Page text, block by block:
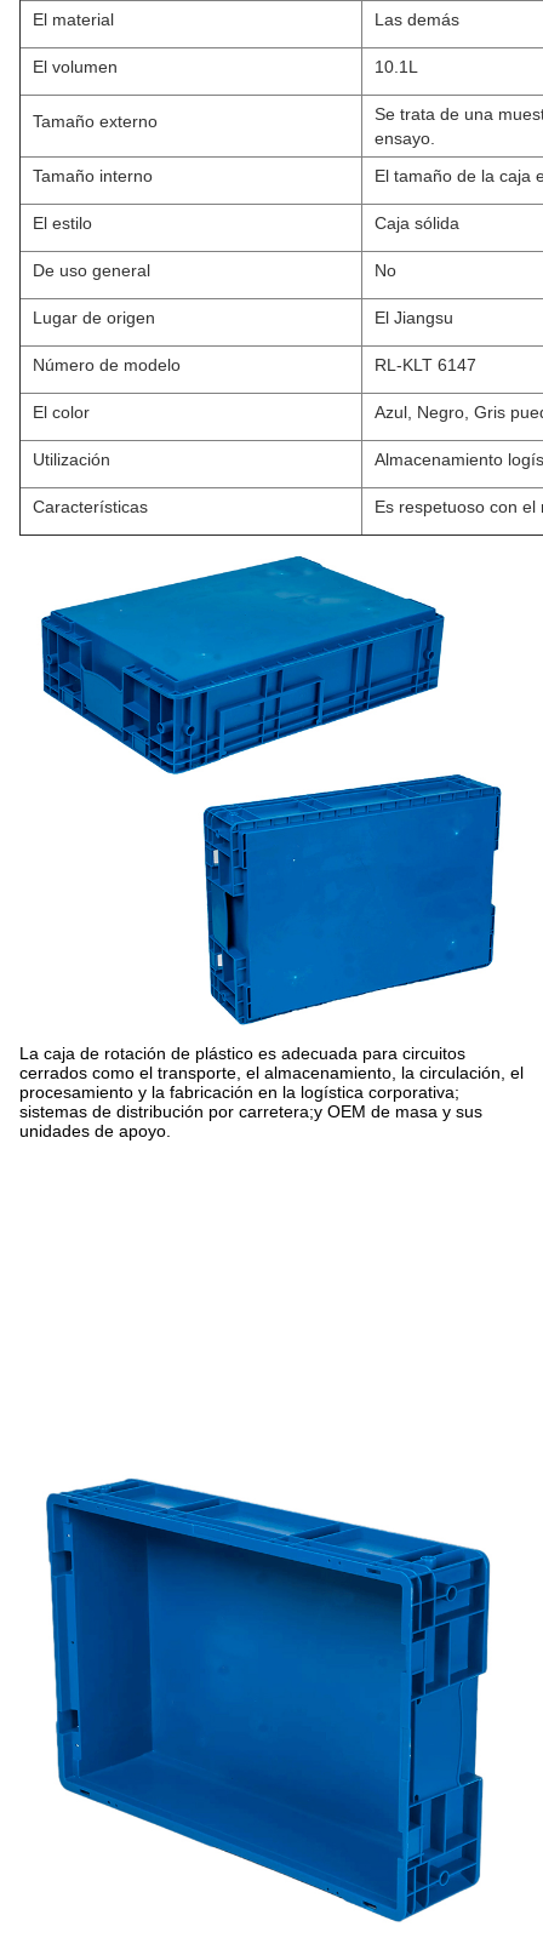
El material Las demás
El volumen 10.1L
Tamaño externo
Se trata de una
ensayo.
Tamaño interno
El tamaño de la caja
El estilo Caja sólida
De uso general No
Lugar de origen El Jiangsu
Número de modelo RL-KLT 6147
El color Azul, Negro, Gris
Utilización Almacenamiento
Características Es respetuoso con el
La caja de rotación de plástico es adecuada para circuitos
cerrados como el transporte, el almacenamiento, la circulación, el
procesamiento y la fabricación en la logística corporativa;
sistemas de distribución por carretera;y OEM de masa y sus
unidades de apoyo.